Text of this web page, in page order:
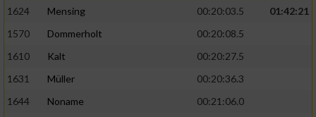
1624 Mensing 00:20:03.5
01:42:21
1570
Dommerholt
00:20:08.5
1610
Kalt
00:20:27.5
1631
Müller
00:20:36.3
1644
Noname
00:21:06.0